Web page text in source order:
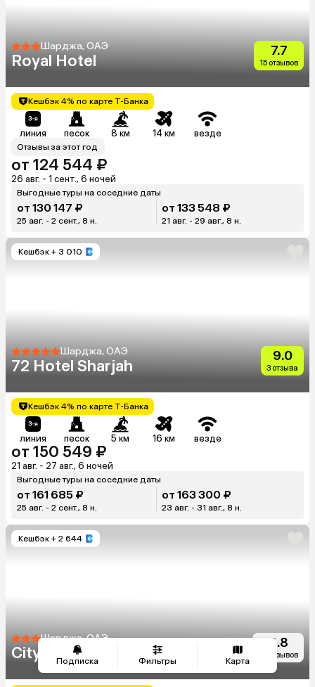
Подписка Фильтры Карта
Шарджа, ОАЭ
Royal Hotel
7.7
15 отзывов
Кешбэк 4% по карте Т-Банка
линия песок 8 км 14 км везде
Отзывы за этот год
от 124 544 ₽
26 авг. - 1 сент., 6 ночей
Выгодные туры на соседние даты
от 130 147 ₽
25 авг. - 2 сент., 8 н.
от 133 548 ₽
21 авг. - 29 авг., 8 н.
Кешбэк + 3 010
Шарджа, ОАЭ
72 Hotel Sharjah
9.0
3 отзыва
Кешбэк 4% по карте Т-Банка
линия песок 5 км 16 км везде
от 150 549 ₽
21 авг. - 27 авг., 6 ночей
Выгодные туры на соседние даты
от 161 685 ₽
25 авг. - 2 сент., 8 н.
от 163 300 ₽
23 авг. - 31 авг., 8 н.
Кешбэк + 2 644
Шарджа, ОАЭ
Citymax Hotel Sharjah
6.8
30 отзывов